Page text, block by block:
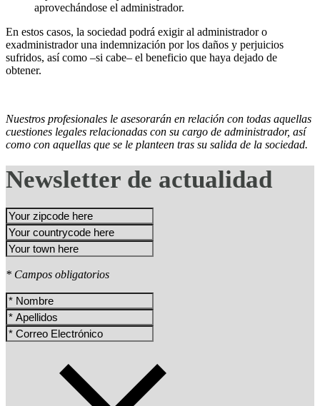
aprovechándose el administrador.
En estos casos, la sociedad podrá exigir al administrador o
exadministrador una indemnización por los daños y perjuicios
sufridos, así como –si cabe– el beneficio que haya dejado de
obtener.
Nuestros profesionales le asesorarán en relación con todas aquellas
cuestiones legales relacionadas con su cargo de administrador, así
como con aquellas que se le planteen tras su salida de la sociedad.
Newsletter de actualidad
* Campos obligatorios